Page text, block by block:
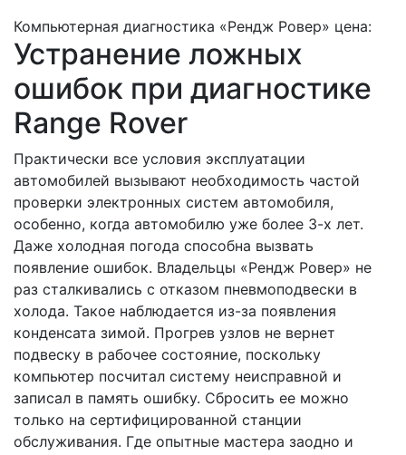
Компьютерная диагностика «Рендж Ровер» цена:
Устранение ложных
ошибок при диагностике
Range Rover
Практически все условия эксплуатации
автомобилей вызывают необходимость частой
проверки электронных систем автомобиля,
особенно, когда автомобилю уже более 3-х лет.
Даже холодная погода способна вызвать
появление ошибок. Владельцы «Рендж Ровер» не
раз сталкивались с отказом пневмоподвески в
холода. Такое наблюдается из-за появления
конденсата зимой. Прогрев узлов не вернет
подвеску в рабочее состояние, поскольку
компьютер посчитал систему неисправной и
записал в память ошибку. Сбросить ее можно
только на сертифицированной станции
обслуживания. Где опытные мастера заодно и